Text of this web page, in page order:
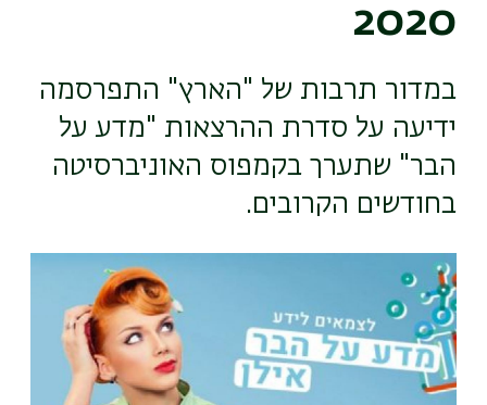
2020
במדור תרבות של "הארץ" התפרסמה
ידיעה על סדרת ההרצאות "מדע על
הבר" שתערך בקמפוס האוניברסיטה
בחודשים הקרובים.
תמונה